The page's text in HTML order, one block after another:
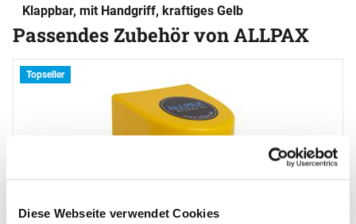
Diese Webseite verwendet Cookies
Klappbar, mit Handgriff, kraftiges Gelb
Passendes Zubehör von ALLPAX
Zubehör überspringen
Topseller